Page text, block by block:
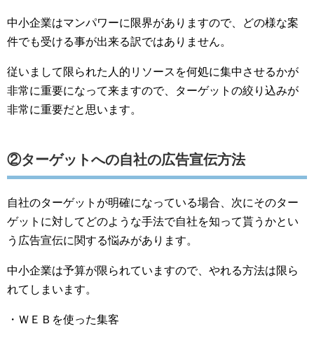
中小企業はマンパワーに限界がありますので、どの様な案
件でも受ける事が出来る訳ではありません。
従いまして限られた人的リソースを何処に集中させるかが
非常に重要になって来ますので、ターゲットの絞り込みが
非常に重要だと思います。
②ターゲットへの自社の広告宣伝方法
自社のターゲットが明確になっている場合、次にそのター
ゲットに対してどのような手法で自社を知って貰うかとい
う広告宣伝に関する悩みがあります。
中小企業は予算が限られていますので、やれる方法は限ら
れてしまいます。
・ＷＥＢを使った集客